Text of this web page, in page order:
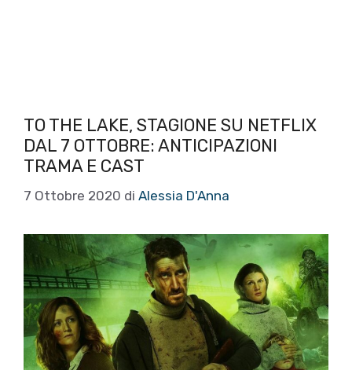
TO THE LAKE, STAGIONE SU NETFLIX
DAL 7 OTTOBRE: ANTICIPAZIONI
TRAMA E CAST
7 Ottobre 2020 di Alessia D'Anna